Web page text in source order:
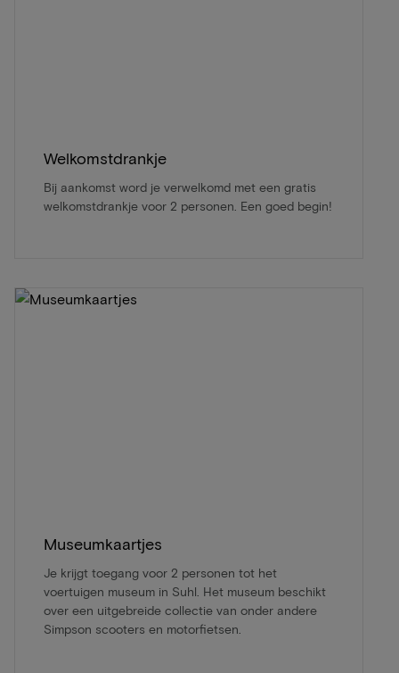
Welkomstdrankje
Bij aankomst word je verwelkomd met een gratis
welkomstdrankje voor 2 personen. Een goed begin!
Museumkaartjes
Je krijgt toegang voor 2 personen tot het
voertuigen museum in Suhl. Het museum beschikt
over een uitgebreide collectie van onder andere
Simpson scooters en motorfietsen.